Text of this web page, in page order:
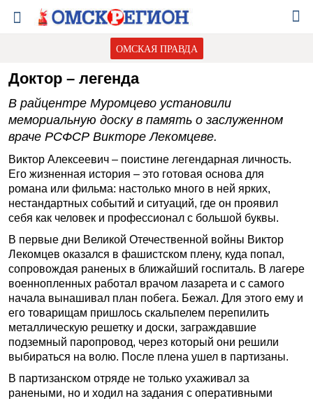
ОМСКАЯ ПРАВДА
Доктор – легенда
В райцентре Муромцево установили
мемориальную доску в память о заслуженном
враче РСФСР Викторе Лекомцеве.
Виктор Алексеевич – поистине легендарная личность.
Его жизненная история – это готовая основа для
романа или фильма: настолько много в ней ярких,
нестандартных событий и ситуаций, где он проявил
себя как человек и профессионал с большой буквы.
В первые дни Великой Отечественной войны Виктор
Лекомцев оказался в фашистском плену, куда попал,
сопровождая раненых в ближайший госпиталь. В лагере
военнопленных работал врачом лазарета и с самого
начала вынашивал план побега. Бежал. Для этого ему и
его товарищам пришлось скальпелем перепилить
металлическую решетку и доски, заграждавшие
подземный паропровод, через который они решили
выбираться на волю. После плена ушел в партизаны.
В партизанском отряде не только ухаживал за
ранеными, но и ходил на задания с оперативными